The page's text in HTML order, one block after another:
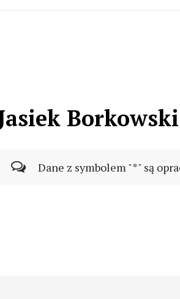
Borkowski
Dane z symbolem "*" są